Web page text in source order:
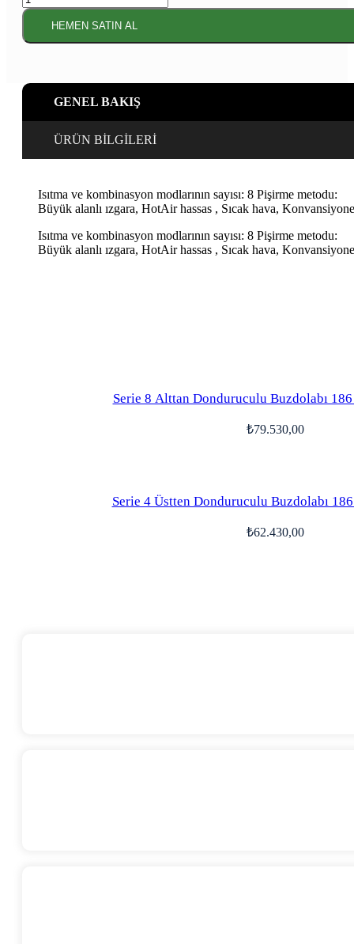
4
Buhar
Destekli
Ankastre
x
cm
HEMEN SATIN AL
GENEL BAKIŞ
ÜRÜN BİLGİLERİ
Isıtma ve kombinasyon modlarının sayısı: 8 Pişirme metodu:
Büyük alanlı ızgara, HotAir hassas , Sıcak hava,
Isıtma ve kombinasyon modlarının sayısı: 8 Pişirme metodu:
Büyük alanlı ızgara, HotAir hassas , Sıcak hava,
Serie 8 Alttan Donduruculu Buzdolabı
₺79.530,00
Serie 4 Üstten Donduruculu Buzdolabı
₺62.430,00